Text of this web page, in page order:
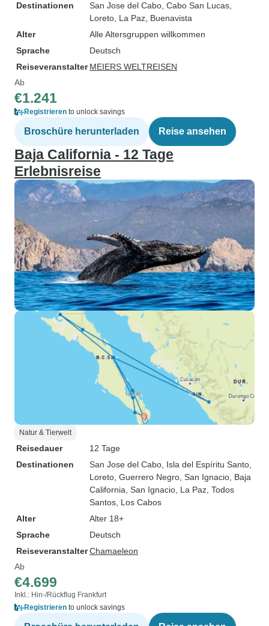
Destinationen San Jose del Cabo , Cabo San Lucas
Loreto , La Paz , Buenavista
Alter
Alle Altersgruppen willkommen
Sprache
Deutsch
Reiseveranstalter MEIERS WELTREISEN
Ab
€1.241
Registrieren to unlock savings
Broschüre herunterladen Reise ansehen
Baja California - 12 Tage
Erlebnisreise
Natur & Tierwelt
Reisedauer
12 Tage
Destinationen
San Jose del Cabo , Isla del Espíritu Santo
Loreto , Guerrero Negro , San Ignacio, Baja
California , San Ignacio , La Paz , Todos
Santos , Los Cabos
Alter
Alter 18+
Sprache
Deutsch
ReiseveranstalterChamaeleon
Ab
€4.699
Inkl.: Hin-/Rückflug Frankfurt
Registrieren to unlock savings